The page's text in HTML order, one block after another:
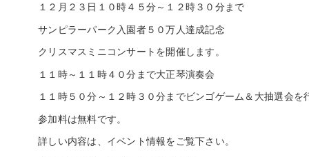
１２月２３日１０時４５分～１２時３０分まで
サンピラーパーク入園者５０万人達成記念
クリスマスミニコンサートを開催します。
１１時～１１時４０分まで大正琴演奏会
１１時５０分～１２時３０分までビンゴゲーム＆大抽選会を
参加料は無料です。
詳しい内容は、イベント情報をご覧下さい。